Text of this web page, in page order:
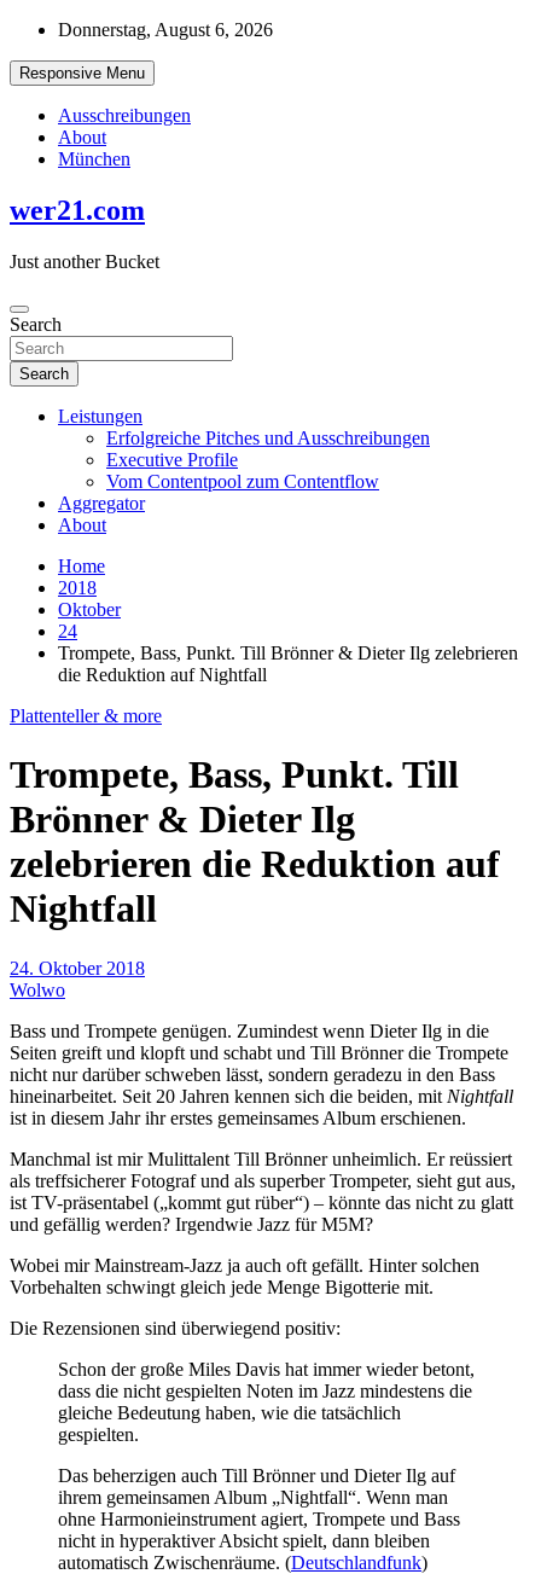
Skip
content
Donnerstag, August 6, 2026
Responsive Menu
Ausschreibungen
About
München
wer21.com
Just another Bucket
Search
Search
Leistungen
Erfolgreiche Pitches und Ausschreibungen
Executive Profile
Vom Contentpool zum Contentflow
Aggregator
About
Home
2018
Oktober
24
Trompete, Bass, Punkt. Till Brönner & Dieter Ilg zelebrieren
die Reduktion auf Nightfall
Plattenteller & more
Trompete, Bass, Punkt. Till
Brönner & Dieter Ilg
zelebrieren die Reduktion auf
Nightfall
24. Oktober 2018
Wolwo
Bass und Trompete genügen. Zumindest wenn Dieter Ilg in die
Seiten greift und klopft und schabt und Till Brönner die Trompete
nicht nur darüber schweben lässt, sondern geradezu in den Bass
hineinarbeitet. Seit 20 Jahren kennen sich die beiden, mit Nightfall
ist in diesem Jahr ihr erstes gemeinsames Album erschienen.
Manchmal ist mir Mulittalent Till Brönner unheimlich. Er reüssiert
als treffsicherer Fotograf und als superber Trompeter, sieht gut aus,
ist TV-präsentabel („kommt gut rüber“) – könnte das nicht zu glatt
und gefällig werden? Irgendwie Jazz für M5M?
Wobei mir Mainstream-Jazz ja auch oft gefällt. Hinter solchen
Vorbehalten schwingt gleich jede Menge Bigotterie mit.
Die Rezensionen sind überwiegend positiv:
Schon der große Miles Davis hat immer wieder betont,
dass die nicht gespielten Noten im Jazz mindestens die
gleiche Bedeutung haben, wie die tatsächlich
gespielten.
Das beherzigen auch Till Brönner und Dieter Ilg auf
ihrem gemeinsamen Album „Nightfall“. Wenn man
ohne Harmonieinstrument agiert, Trompete und Bass
nicht in hyperaktiver Absicht spielt, dann bleiben
automatisch Zwischenräume. (Deutschlandfunk)